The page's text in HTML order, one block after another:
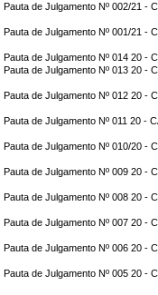
Pauta de Julgamento Nº 002/21 -
Pauta de Julgamento Nº 001/21 -
Pauta de Julgamento Nº 014 20 -
Pauta de Julgamento Nº 013 20 -
Pauta de Julgamento Nº 012 20 -
Pauta de Julgamento Nº 011 20 -
Pauta de Julgamento Nº 010/20 -
Pauta de Julgamento Nº 009 20 -
Pauta de Julgamento Nº 008 20 -
Pauta de Julgamento Nº 007 20 -
Pauta de Julgamento Nº 006 20 -
Pauta de Julgamento Nº 005 20 -